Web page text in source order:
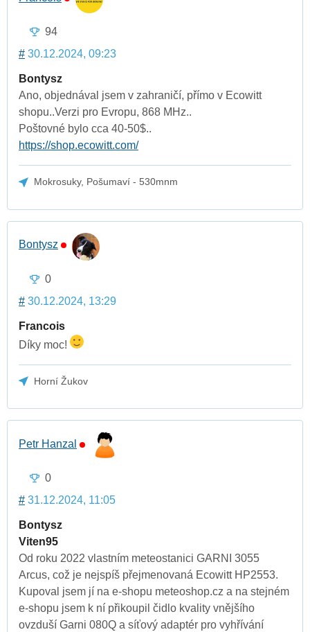
94
# 30.12.2024, 09:23
Bontysz
Ano, objednával jsem v zahraničí, přímo v Ecowitt
shopu..Verzi pro Evropu, 868 MHz..
Poštovné bylo cca 40-50$..
https://shop.ecowitt.com/
Mokrosuky, Pošumaví - 530mnm
Bontysz
0
# 30.12.2024, 13:29
Francois
Díky moc!
Horní Žukov
Petr Hanzal
0
# 31.12.2024, 11:05
Bontysz
Viten95
Od roku 2022 vlastním meteostanici GARNI 3055
Arcus, což je nejspíš přejmenovaná Ecowitt HP2553.
Kupoval jsem jí na e-shopu meteoshop.cz a na stejném
e-shopu jsem k ní přikoupil čidlo kvality vnějšího
ovzduší Garni 080Q a síťový adaptér pro vyhřívání